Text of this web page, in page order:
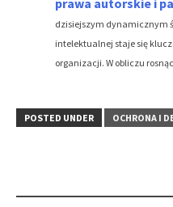
dzisiejszym dynamicznym
intelektualnej staje się
organizacji. W obliczu
POSTED UNDER OCHRONA I